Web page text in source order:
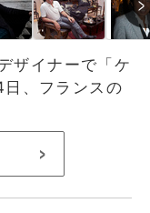
ザイナーで「ケ
、フランスの
>